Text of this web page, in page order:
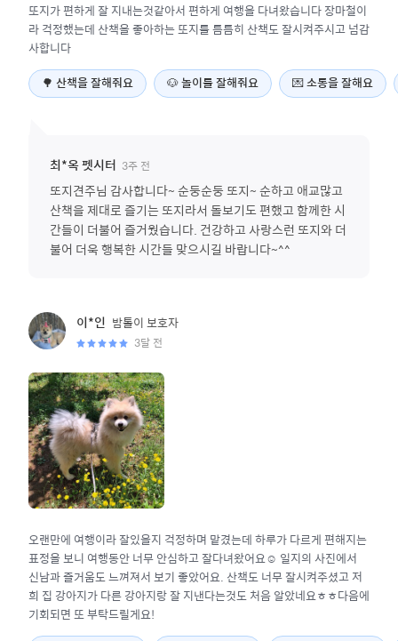
또지가 편하게 잘 지내는것같아서 편하게 여행을 다녀왔습니다 장마철이
라 걱정했는데 산책을 좋아하는 또지를 틈틈히 산책도 잘시켜주시고 넘감
사합니다
🌳 산책을 잘해줘요 🐶놀이를 잘해줘요 💌 소통을 잘해요
최*옥펫시터 3주 전
또지견주님 감사합니다~ 순둥순둥 또지~ 순하고 애교많고
산책을 제대로 즐기는 또지라서 돌보기도 편했고 함께한 시
간들이 더불어 즐거웠습니다. 건강하고 사랑스런 또지와 더
불어 더욱 행복한 시간들 맞으시길 바랍니다~^^
이*인 밤톨이보호자
3달 전
오랜만에 여행이라 잘있을지 걱정하며 맡겼는데 하루가 다르게 편해지는
표정을 보니 여행동안 너무 안심하고 잘다녀왔어요☺️ 일지의 사진에서
신남과 즐거움도 느껴져서 보기 좋았어요. 산책도 너무 잘시켜주셨고 저
희 집 강아지가 다른 강아지랑 잘 지낸다는것도 처음 알았네요ㅎㅎ다음에
기회되면 또 부탁드릴게요!